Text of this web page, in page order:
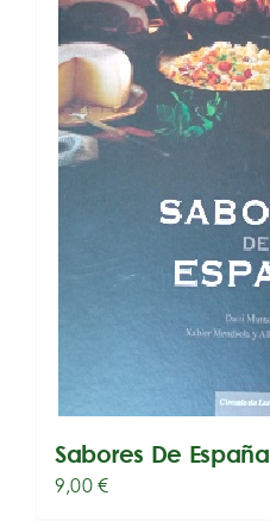
Sabores De España
9,00€